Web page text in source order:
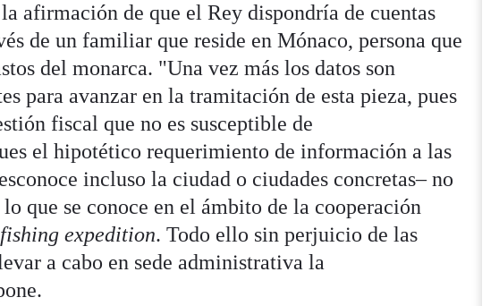
afirmación de que el Rey dispondría de cuentas
de un familiar que reside en Mónaco, persona que
del monarca. "Una vez más los datos son
para avanzar en la tramitación de esta pieza, pues
fiscal que no es susceptible de
el hipotético requerimiento de información a las
incluso la ciudad o ciudades concretas– no
que se conoce en el ámbito de la cooperación
fishing expedition. Todo ello sin perjuicio de las
a cabo en sede administrativa la